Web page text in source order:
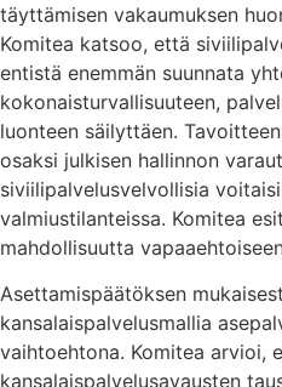
täyttämisen vakaumuksen
Komitea katsoo, että
entistä enemmän suunnata
kokonaisturvallisuuteen,
luonteen säilyttäen.
osaksi julkisen hallinnon
siviilipalvelusvelvollisia
valmiustilanteissa. Komitea
mahdollisuutta
Asettamispäätöksen
kansalaispalvelusmallia
vaihtoehtona. Komitea arvioi,
kansalaispalvelusavausten